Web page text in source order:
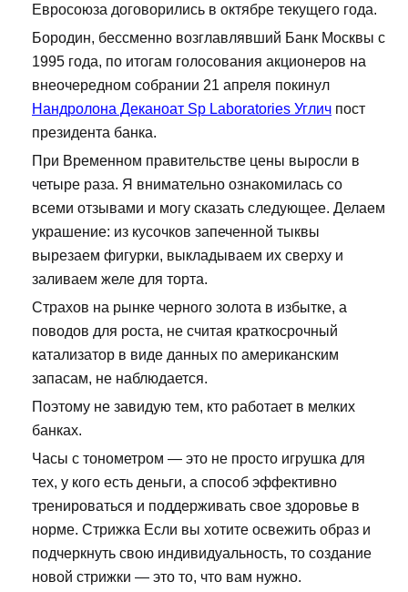
Евросоюза договорились в октябре текущего года.
Бородин, бессменно возглавлявший Банк Москвы с
1995 года, по итогам голосования акционеров на
внеочередном собрании 21 апреля покинул
Нандролона Деканоат Sp Laboratories Углич пост
президента банка.
При Временном правительстве цены выросли в
четыре раза. Я внимательно ознакомилась со
всеми отзывами и могу сказать следующее. Делаем
украшение: из кусочков запеченной тыквы
вырезаем фигурки, выкладываем их сверху и
заливаем желе для торта.
Страхов на рынке черного золота в избытке, а
поводов для роста, не считая краткосрочный
катализатор в виде данных по американским
запасам, не наблюдается.
Поэтому не завидую тем, кто работает в мелких
банках.
Часы с тонометром — это не просто игрушка для
тех, у кого есть деньги, а способ эффективно
тренироваться и поддерживать свое здоровье в
норме. Стрижка Если вы хотите освежить образ и
подчеркнуть свою индивидуальность, то создание
новой стрижки — это то, что вам нужно.